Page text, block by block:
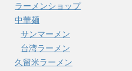
ラーメンショップ
中華麺
サンマーメン
台湾ラーメン
久留米ラーメン